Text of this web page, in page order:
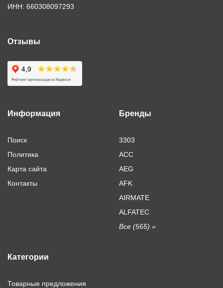
ИНН: 660308097293
Отзывы
Информация
Поиск
Политика
Карта сайта
Контакты
Бренды
3303
ACC
AEG
AFK
AIRMATE
ALFATEC
Все (565) »
Категории
Товарные предложения